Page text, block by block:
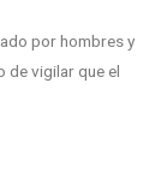
por hombres y
de vigilar que el